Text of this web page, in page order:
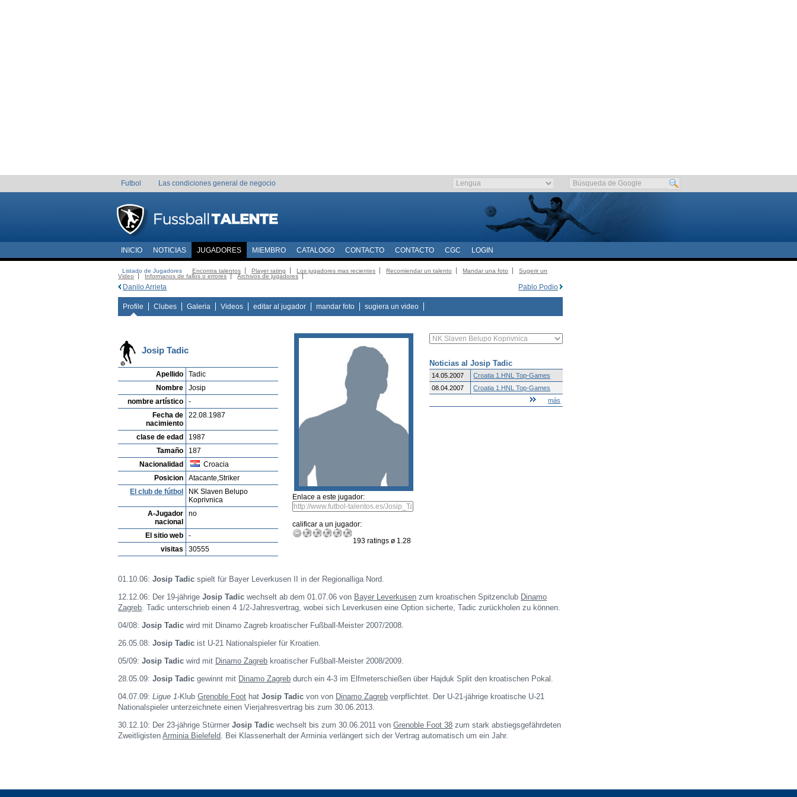
Futbol Las condiciones general de negocio
INICIO NOTICIAS JUGADORES MIEMBRO CATALOGO CONTACTO CONTACTO CGC LOGIN
Listado de Jugadores Encontra talentos Player rating Los jugadores mas recientes Recomiendar un talento Mandar una foto
Sugerir un
Video
Informanos de fallos o errores Archivos de jugadores
Pablo Podio
Danilo Arrieta
Profile Clubes Galeria Videos editar al jugador mandar foto sugiera un video
Josip Tadic
Apellido
Tadic
Nombre
Josip
nombre artístico
-
Fecha de
nacimiento
22.08.1987
clase de edad
1987
Tamaño
187
Nacionalidad
Croacia
Posicion
Atacante,Striker
El club de fútbol
NK Slaven Belupo
Koprivnica
A-Jugador
nacional
no
El sitio web
-
visitas
30555
Enlace a este jugador:
calificar a un jugador:
193 ratings ø 1.28
Noticias al Josip Tadic
14.05.2007
Croatia 1.HNL Top-Games
08.04.2007
Croatia 1.HNL Top-Games
más
01.10.06:Josip Tadic spielt für Bayer Leverkusen II in der Regionalliga Nord.
12.12.06: Der 19-jährigeJosip Tadic wechselt ab dem 01.07.06 von Bayer Leverkusen zum kroatischen Spitzenclub Dinamo
Zagreb. Tadic unterschrieb einen 4 1/2-Jahresvertrag, wobei sich Leverkusen eine Option sicherte, Tadic zurückholen zu können.
04/08:Josip Tadic wird mit Dinamo Zagreb kroatischer Fußball-Meister 2007/2008.
26.05.08:Josip Tadic ist U-21 Nationalspieler für Kroatien.
05/09:Josip Tadic wird mit Dinamo Zagreb kroatischer Fußball-Meister 2008/2009.
28.05.09:Josip Tadic gewinnt mit Dinamo Zagreb durch ein 4-3 im Elfmeterschießen über Hajduk Split den kroatischen Pokal.
04.07.09:Ligue 1-KlubGrenoble Foot hatJosip Tadic von von Dinamo Zagreb verpflichtet. Der U-21-jährige kroatische U-21
Nationalspieler unterzeichnete einen Vierjahresvertrag bis zum 30.06.2013.
30.12.10: Der 23-jährige StürmerJosip Tadic wechselt bis zum 30.06.2011 vonGrenoble Foot 38 zum stark abstiegsgefährdeten
ZweitligistenArminia Bielefeld. Bei Klassenerhalt der Arminia verlängert sich der Vertrag automatisch um ein Jahr.